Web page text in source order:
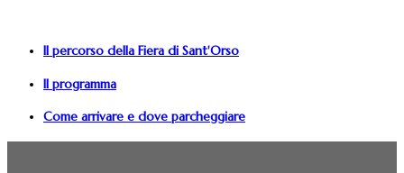
Il percorso della Fiera di Sant'Orso
Il programma
Come arrivare e dove parcheggiare